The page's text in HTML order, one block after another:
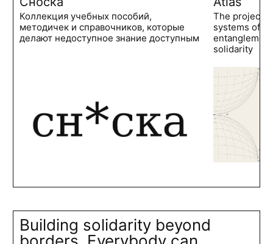
Коллекция учебных пособий,
методичек и справочников, которые
делают недоступное знание доступным
The project
systems of
solidarity
Building solidarity beyond